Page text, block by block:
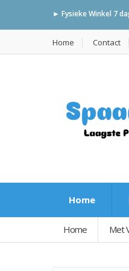
► Fysieke Winkel 7
Home Contact
Home
Home Met